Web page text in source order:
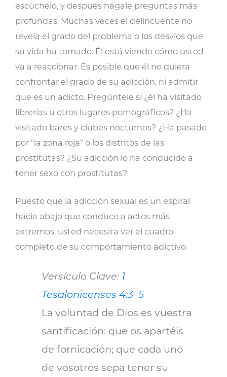
escúchelo, y después hágale preguntas más
profundas. Muchas veces el delincuente no
revela el grado del problema o los desvíos que
su vida ha tomado. Él está viendo cómo usted
va a reaccionar. Es posible que él no quiera
confrontar el grado de su adicción, ni admitir
que es un adicto. Pregúntele si ¿él ha visitado
librerías u otros lugares pornográficos? ¿Ha
visitado bares y clubes nocturnos? ¿Ha pasado
por “la zona roja” o los distritos de las
prostitutas? ¿Su adicción lo ha conducido a
tener sexo con prostitutas?
Puesto que la adicción sexual es un espiral
hacia abajo que conduce a actos más
extremos, usted necesita ver el cuadro
completo de su comportamiento adictivo.
Versículo Clave: 1
Tesalonicenses 4:3–5
La voluntad de Dios es vuestra
santificación: que os apartéis
de fornicación; que cada uno
de vosotros sepa tener su